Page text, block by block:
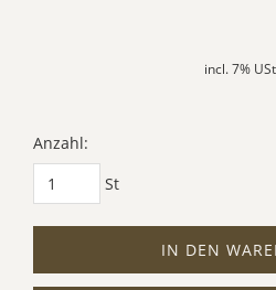
incl. 7%
Anzahl:
St
IN DEN